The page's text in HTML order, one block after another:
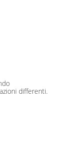
differenti.